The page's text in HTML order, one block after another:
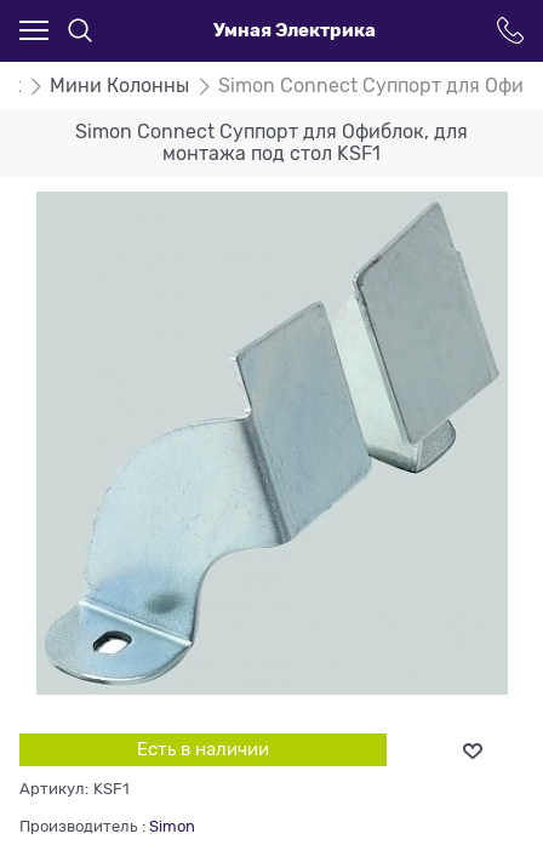
Умная Электрика
Мини Колонны Simon Connect Суппорт для
Simon Connect Суппорт для Офиблок, для
монтажа под стол KSF1
Есть в наличии
Артикул: KSF1
Производитель : Simon